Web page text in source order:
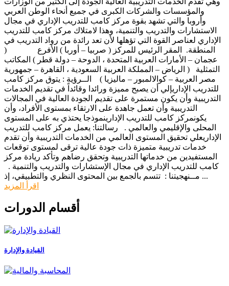
والمؤسسات والشركات الكبرى في جميع أنحاء الوطن العربي
وأروبا والتي تشهد بقوة مركز كامب للتدريب الإداري في مجال
الاستشارات والتدريب والتنمية، وهذا لامتلاك مركز كامب للتدريب
الإداري لعناصر القوة التي تؤهلها لأن تعد رائدة من رواد التدريب في
المنطقة. المقر الرئيس للمركز ( صربيا – أوربا ) الأفرع (
عجمان – الأمارات العربية المتحدة ، الدوحة – دولة قطر ) المكاتب
التمثلية ( الرياض – المملكة العربية السعودية ، القاهرة – جمهورية
مصر العربية – كوالالمبور – ماليزيا ) الــرؤية : يتوق مركز كامب
للتدريب الإداريإلي أن يصبح مميزة ورائدا وقائداً في تقديم الخدمات
التدريبية وأن يكون مستمرة على تقديم الجودة العالية في المجالات
التدريبية وأن تعمل جاهدة على الارتقاء بمستوى الأفراد، وأن
يكونمركز كامب للتدريب الإدارينموذجا يحتذي به على المستوى
المحلى والإقليمي والعالمي . رسالتنا: يعمل مركز كامب للتدريب
الإداريعلي تحقيق المستوى العالمي من الخدمات التدريبية وأن تقدم
خدمات تدريبية متميزة ذات جودة عالية ترقى لمستوى توقعات
المستفيدين من خدماتها التدريبية وتحقق رضاهم وتأكد ريادة مركز
كامب للتدريب الإداري في مجال الإستشارات والتدريب والتنمية .
مــنهجيتنا : تتسم بالجمع بين المحتوى النظري والتطبيقي، إذ ...
اقرأ المزيد
أقسام الدورات
القيادة والإدارة